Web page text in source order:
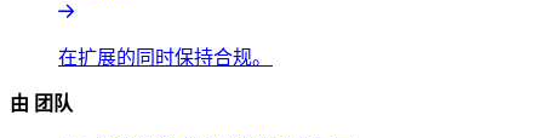
在扩展的同时保持合规。​​
由 团队​​